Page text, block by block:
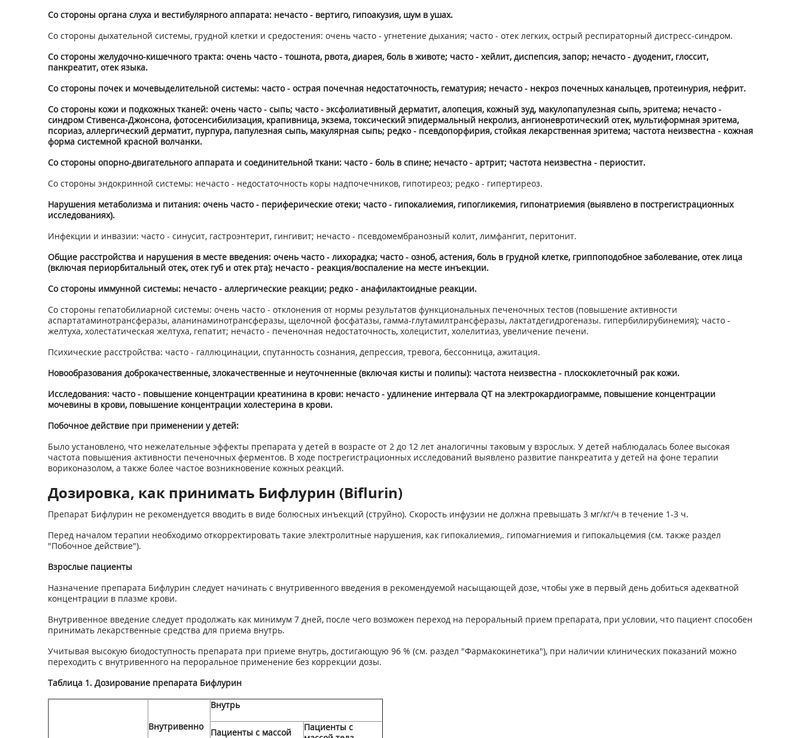
Со стороны органа слуха и вестибулярного аппарата: нечасто - вертиго, гипоакузия, шум в ушах.
Со стороны дыхательной системы, грудной клетки и средостения: очень часто - угнетение дыхания; часто - отек легких, острый респираторный дистресс-синдром.
Со стороны желудочно-кишечного тракта: очень часто - тошнота, рвота, диарея, боль в животе; часто - хейлит, диспепсия, запор; нечасто - дуоденит, глоссит,
панкреатит, отек языка.
Со стороны почек и мочевыделительной системы: часто - острая почечная недостаточность, гематурия; нечасто - некроз почечных канальцев, протеинурия, нефрит.
Со стороны кожи и подкожных тканей: очень часто - сыпь; часто - эксфолиативный дерматит, алопеция, кожный зуд, макулопапулезная сыпь, эритема; нечасто -
синдром Стивенса-Джонсона, фотосенсибилизация, крапивница, экзема, токсический эпидермальный некролиз, ангионевротический отек, мультиформная эритема,
псориаз, аллергический дерматит, пурпура, папулезная сыпь, макулярная сыпь; редко - псевдопорфирия, стойкая лекарственная эритема; частота неизвестна - кожная
форма системной красной волчанки.
Со стороны опорно-двигательного аппарата и соединительной ткани: часто - боль в спине; нечасто - артрит; частота неизвестна - периостит.
Со стороны эндокринной системы: нечасто - недостаточность коры надпочечников, гипотиреоз; редко - гипертиреоз.
Нарушения метаболизма и питания: очень часто - периферические отеки; часто - гипокалиемия, гипогликемия, гипонатриемия (выявлено в пострегистрационных
исследованиях).
Инфекции и инвазии: часто - синусит, гастроэнтерит, гингивит; нечасто - псевдомембранозный колит, лимфангит, перитонит.
Общие расстройства и нарушения в месте введения: очень часто - лихорадка; часто - озноб, астения, боль в грудной клетке, гриппоподобное заболевание, отек лица
(включая периорбитальный отек, отек губ и отек рта); нечасто - реакция/воспаление на месте инъекции.
Со стороны иммунной системы: нечасто - аллергические реакции; редко - анафилактоидные реакции.
Со стороны гепатобилиарной системы: очень часто - отклонения от нормы результатов функциональных печеночных тестов (повышение активности
аспартатаминотрансферазы, аланинаминотрансферазы, щелочной фосфатазы, гамма-глутамилтрансферазы, лактатдегидрогеназы. гипербилирубинемия); часто -
желтуха, холестатическая желтуха, гепатит; нечасто - печеночная недостаточность, холецистит, холелитиаз, увеличение печени.
Психические расстройства: часто - галлюцинации, спутанность сознания, депрессия, тревога, бессонница, ажитация.
Новообразования доброкачественные, злокачественные и неуточненные (включая кисты и полипы): частота неизвестна - плоскоклеточный рак кожи.
Исследования: часто - повышение концентрации креатинина в крови: нечасто - удлинение интервала QT на электрокардиограмме, повышение концентрации
мочевины в крови, повышение концентрации холестерина в крови.
Побочное действие при применении у детей:
Было установлено, что нежелательные эффекты препарата у детей в возрасте от 2 до 12 лет аналогичны таковым у взрослых. У детей наблюдалась более высокая
частота повышения активности печеночных ферментов. В ходе пострегистрационных исследований выявлено развитие панкреатита у детей на фоне терапии
вориконазолом, а также более частое возникновение кожных реакций.
Дозировка, как принимать Бифлурин (Biflurin)
Препарат Бифлурин не рекомендуется вводить в виде болюсных инъекций (струйно). Скорость инфузии не должна превышать 3 мг/кг/ч в течение 1-3 ч.
Перед началом терапии необходимо откорректировать такие электролитные нарушения, как гипокалиемия,. гипомагниемия и гипокальцемия (см. также раздел
"Побочное действие").
Взрослые пациенты
Назначение препарата Бифлурин следует начинать с внутривенного введения в рекомендуемой насыщающей дозе, чтобы уже в первый день добиться адекватной
концентрации в плазме крови.
Внутривенное введение следует продолжать как минимум 7 дней, после чего возможен переход на пероральный прием препарата, при условии, что пациент способен
принимать лекарственные средства для приема внутрь.
Учитывая высокую биодоступность препарата при приеме внутрь, достигающую 96 % (см. раздел "Фармакокинетика"), при наличии клинических показаний можно
переходить с внутривенного на пероральное применение без коррекции дозы.
Таблица 1. Дозирование препарата Бифлурин
Внутривенно
Внутрь
Пациенты с массой
Пациенты с